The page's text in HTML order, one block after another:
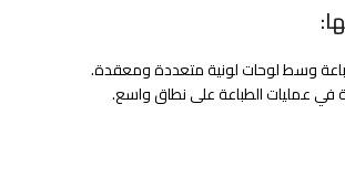
وسط لوحات لونية متعددة ومعقدة.
في عمليات الطباعة على نطاق واسع.